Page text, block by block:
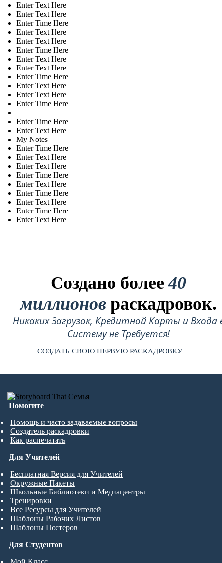
Enter Text Here
Enter Text Here
Enter Time Here
Enter Text Here
Enter Text Here
Enter Time Here
Enter Text Here
Enter Text Here
Enter Time Here
Enter Text Here
Enter Text Here
Enter Time Here
Enter Time Here
Enter Text Here
My Notes
Enter Time Here
Enter Text Here
Enter Text Here
Enter Time Here
Enter Text Here
Enter Time Here
Enter Text Here
Enter Time Here
Enter Text Here
Создано более40
миллионов раскадровок.
Никаких Загрузок, Кредитной Карты и Входа
Систему не Требуется!
СОЗДАТЬ СВОЮ ПЕРВУЮ РАСКАДРОВКУ
Помогите
Помощь и часто задаваемые вопросы
Создатель раскадровки
Как распечатать
Для Студентов
Мой Класс
Для Учителей
Бесплатная Версия для Учителей
Окружные Пакеты
Школьные Библиотеки и Медиацентры
Тренировки
Все Ресурсы для Учителей
Шаблоны Рабочих Листов
Шаблоны Постеров